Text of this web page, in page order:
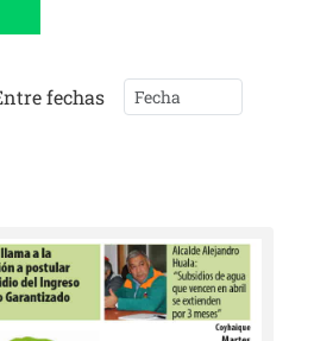
fechas